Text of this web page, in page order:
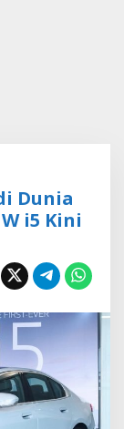
Dunia
i5 Kini